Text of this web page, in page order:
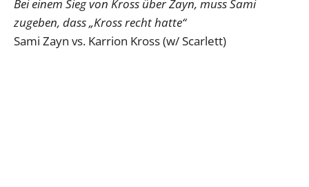
Bei einem Sieg von Kross über Zayn, muss Sami
zugeben, dass „Kross recht hatte“
Sami Zayn vs. Karrion Kross (w/ Scarlett)